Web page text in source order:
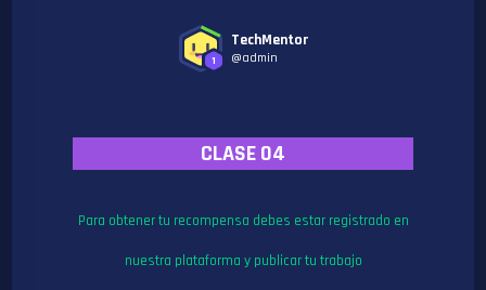
1
TechMentor
@admin
CLASE 04
Para obtener tu recompensa debes estar registrado en
nuestra plataforma y publicar tu trabajo